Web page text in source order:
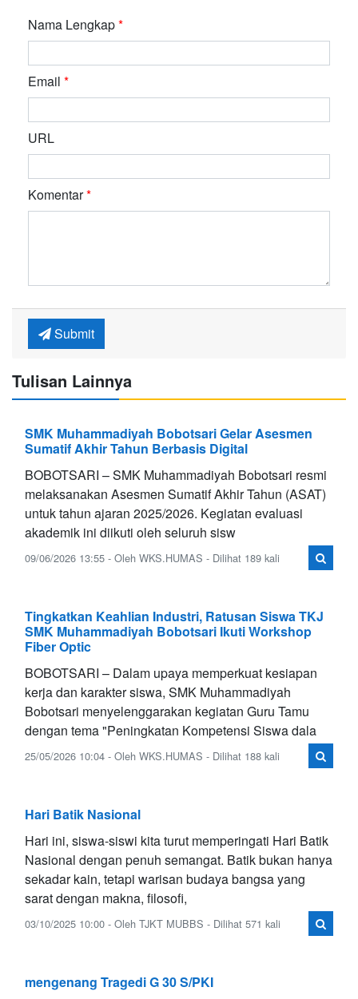
Nama Lengkap*
Email *
URL
Komentar*
Submit
Tulisan Lainnya
SMK Muhammadiyah Bobotsari Gelar Asesmen
Sumatif Akhir Tahun Berbasis Digital
BOBOTSARI – SMK Muhammadiyah Bobotsari resmi
melaksanakan Asesmen Sumatif Akhir Tahun (ASAT)
untuk tahun ajaran 2025/2026. Kegiatan evaluasi
akademik ini diikuti oleh seluruh sisw
09/06/2026 13:55 - Oleh WKS.HUMAS - Dilihat 189 kali
Tingkatkan Keahlian Industri, Ratusan Siswa TKJ
SMK Muhammadiyah Bobotsari Ikuti Workshop
Fiber Optic
BOBOTSARI – Dalam upaya memperkuat kesiapan
kerja dan karakter siswa, SMK Muhammadiyah
Bobotsari menyelenggarakan kegiatan Guru Tamu
dengan tema "Peningkatan Kompetensi Siswa dala
25/05/2026 10:04 - Oleh WKS.HUMAS - Dilihat 188 kali
Hari Batik Nasional
Hari ini, siswa-siswi kita turut memperingati Hari Batik
Nasional dengan penuh semangat. Batik bukan hanya
sekadar kain, tetapi warisan budaya bangsa yang
sarat dengan makna, filosofi,
03/10/2025 10:00 - Oleh TJKT MUBBS - Dilihat 571 kali
mengenang Tragedi G 30 S/PKI